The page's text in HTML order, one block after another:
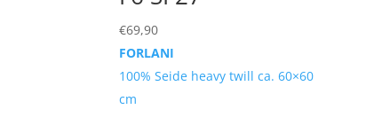
€69,90
FORLANI
100% Seide heavy twill ca. 60×60
cm